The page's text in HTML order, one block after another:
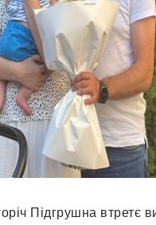
Підгрушна втретє